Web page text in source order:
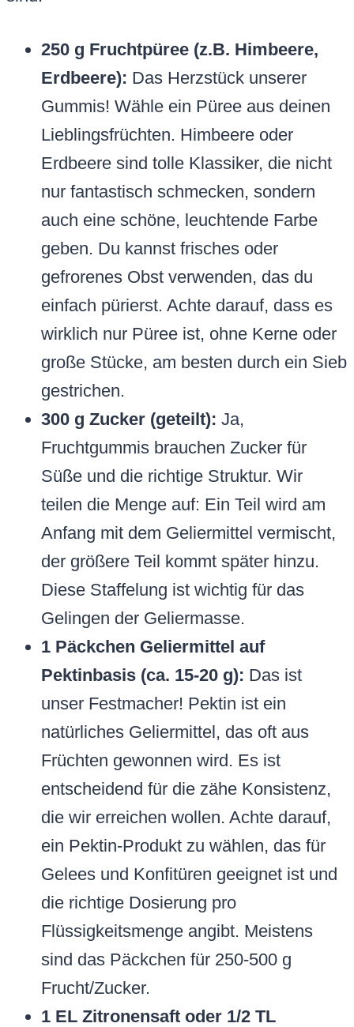
250 g Fruchtpüree (z.B. Himbeere,
Erdbeere): Das Herzstück unserer
Gummis! Wähle ein Püree aus deinen
Lieblingsfrüchten. Himbeere oder
Erdbeere sind tolle Klassiker, die nicht
nur fantastisch schmecken, sondern
auch eine schöne, leuchtende Farbe
geben. Du kannst frisches oder
gefrorenes Obst verwenden, das du
einfach pürierst. Achte darauf, dass es
wirklich nur Püree ist, ohne Kerne oder
große Stücke, am besten durch ein Sieb
gestrichen.
300 g Zucker (geteilt): Ja,
Fruchtgummis brauchen Zucker für
Süße und die richtige Struktur. Wir
teilen die Menge auf: Ein Teil wird am
Anfang mit dem Geliermittel vermischt,
der größere Teil kommt später hinzu.
Diese Staffelung ist wichtig für das
Gelingen der Geliermasse.
1 Päckchen Geliermittel auf
Pektinbasis (ca. 15-20 g): Das ist
unser Festmacher! Pektin ist ein
natürliches Geliermittel, das oft aus
Früchten gewonnen wird. Es ist
entscheidend für die zähe Konsistenz,
die wir erreichen wollen. Achte darauf,
ein Pektin-Produkt zu wählen, das für
Gelees und Konfitüren geeignet ist und
die richtige Dosierung pro
Flüssigkeitsmenge angibt. Meistens
sind das Päckchen für 250-500 g
Frucht/Zucker.
1 EL Zitronensaft oder 1/2 TL